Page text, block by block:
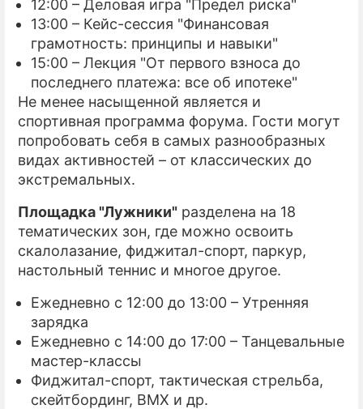
12:00 – Деловая игра "Предел риска"
13:00 – Кейс-сессия "Финансовая
грамотность: принципы и навыки"
15:00 – Лекция "От первого взноса до
последнего платежа: все об ипотеке"
Не менее насыщенной является и
спортивная программа форума. Гости могут
попробовать себя в самых разнообразных
видах активностей – от классических до
экстремальных.
Площадка "Лужники" разделена на 18
тематических зон, где можно освоить
скалолазание, фиджитал-спорт, паркур,
настольный теннис и многое другое.
Ежедневно с 12:00 до 13:00 – Утренняя
зарядка
Ежедневно с 14:00 до 17:00 – Танцевальные
мастер-классы
Фиджитал-спорт, тактическая стрельба,
скейтбординг, BMX и др.